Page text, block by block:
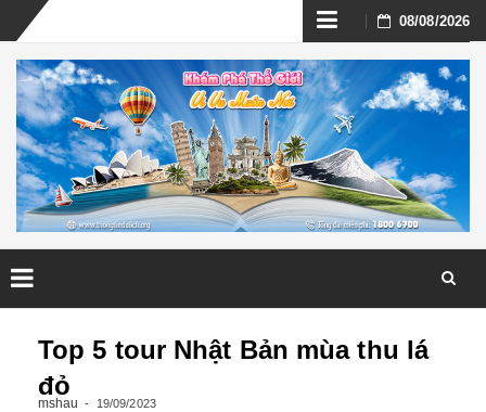
Skip
to
content
08/08/2026
Top 5 tour Nhật Bản mùa thu lá
đỏ
mshau 19/09/2023